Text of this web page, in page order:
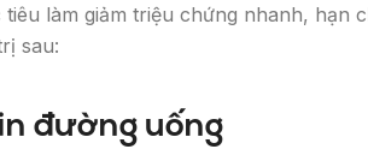
làm giảm triệu chứng nhanh,
sau:
đường uống